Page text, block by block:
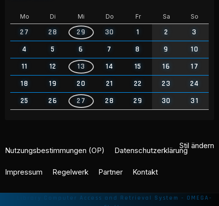
Mo Di Mi Do Fr Sa So
27 28 29 30 1 2
3
4
5 6 7 8 9
10
11
12 13 14 15 16
17
18
19 20 21 22 23
24
25
26 27 28 29 30 31
Stil ändern
Nutzungsbestimmungen (OP) Datenschutzerklärung
Impressum Regelwerk Partner Kontakt